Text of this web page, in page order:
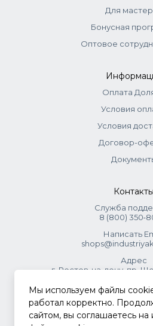
Для
Бонусная
Оптовое
Оплата
Условия
Условия
Договор-
Контакты
Служба
8 (800)
Написать
Адрес
г. Ростов-на-дону, пр.
© 2026
.
Мы используем файлы
работал корректно.
сайтом, вы соглашаетесь на